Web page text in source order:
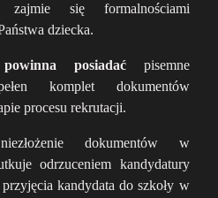
się formalnościami
dziecka.
posiadaćpisemne
komplet dokumentów
procesu rekrutacji.
dokumentów w
odrzuceniem kandydatury
kandydata do szkoły w